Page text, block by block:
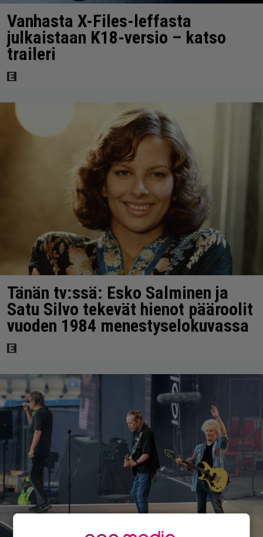
Vanhasta X-Files-leffasta
julkaistaan K18-versio – katso
traileri
Tänän tv:ssä: Esko Salminen ja
Satu Silvo tekevät hienot pääroolit
vuoden 1984 menestyselokuvassa